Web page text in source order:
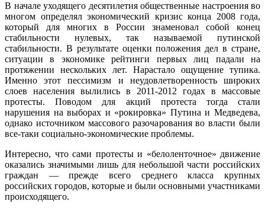
В начале уходящего десятилетия общественные настроения во
многом определял экономический кризис конца 2008 года,
который для многих в России знаменовал собой конец
стабильности нулевых, так называемой путинской
стабильности. В результате оценки положения дел в стране,
ситуации в экономике рейтинги первых лиц падали на
протяжении нескольких лет. Нарастало ощущение тупика.
Именно этот пессимизм и неудовлетворенность широких
слоев населения вылились в 2011-2012 годах в массовые
протесты. Поводом для акций протеста тогда стали
нарушения на выборах и «рокировка» Путина и Медведева,
однако источником массового разочарования во власти были
все-таки социально-экономические проблемы.
Интересно, что сами протесты и «белоленточное» движение
оказались значимыми лишь для небольшой части российских
граждан — прежде всего среднего класса крупных
российских городов, которые и были основными участниками
происходящего.